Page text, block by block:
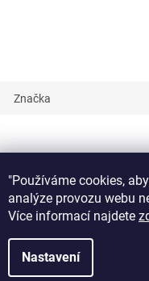
"Používáme cookies,
analýze provozu webu
Více informací najdete
Nastavení
Značka
pro chladnější dny. V
péřovém vzhledu